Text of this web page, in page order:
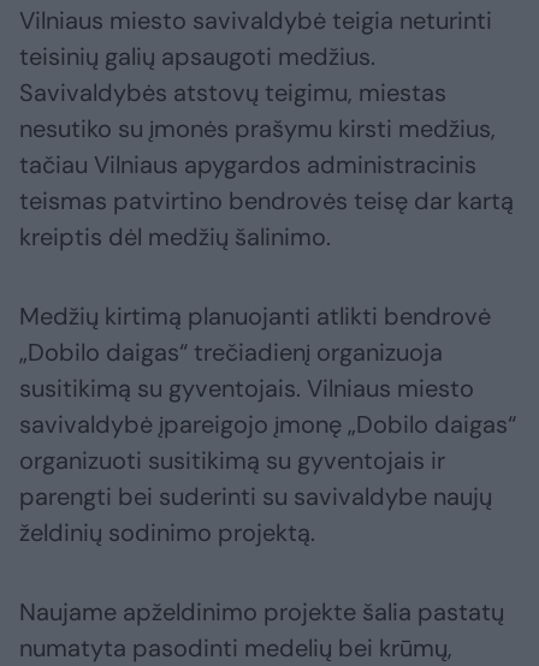
Vilniaus miesto savivaldybė teigia neturinti
teisinių galių apsaugoti medžius.
Savivaldybės atstovų teigimu, miestas
nesutiko su įmonės prašymu kirsti medžius,
tačiau Vilniaus apygardos administracinis
teismas patvirtino bendrovės teisę dar kartą
kreiptis dėl medžių šalinimo.
Medžių kirtimą planuojanti atlikti bendrovė
„Dobilo daigas“ trečiadienį organizuoja
susitikimą su gyventojais. Vilniaus miesto
savivaldybė įpareigojo įmonę „Dobilo daigas“
organizuoti susitikimą su gyventojais ir
parengti bei suderinti su savivaldybe naujų
želdinių sodinimo projektą.
Naujame apželdinimo projekte šalia pastatų
numatyta pasodinti medelių bei krūmų,